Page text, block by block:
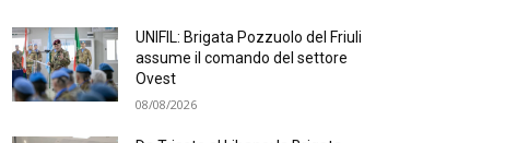
UNIFIL: Brigata Pozzuolo del Friuli
assume il comando del settore
Ovest
08/08/2026